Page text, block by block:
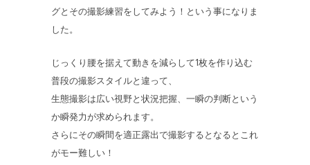
グとその撮影練習をしてみよう！という事になりま
した。
じっくり腰を据えて動きを減らして1枚を作り込む
普段の撮影スタイルと違って、
生態撮影は広い視野と状況把握、一瞬の判断という
か瞬発力が求められます。
さらにその瞬間を適正露出で撮影するとなるとこれ
がモー難しい！